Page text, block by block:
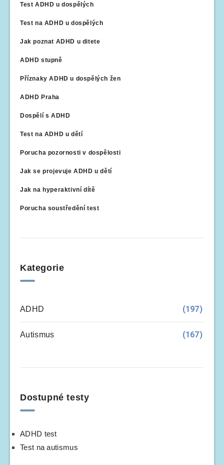
Test ADHD u dospělých
Test na ADHD u dospělých
Jak poznat ADHD u ditete
ADHD stupně
Příznaky ADHD u dospělých žen
ADHD Praha
Dospělí s ADHD
Test na ADHD u dětí
Porucha pozornosti v dospělosti
Jak se projevuje ADHD u dětí
Jak na hyperaktivní dítě
Porucha soustředění test
Kategorie
ADHD (197)
Autismus (167)
Dostupné testy
ADHD test
Test na autismus